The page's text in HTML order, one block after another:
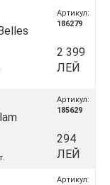
Артикул:
186279
2 399
ЛЕЙ
Артикул:
185629
294
ЛЕЙ
Артикул: